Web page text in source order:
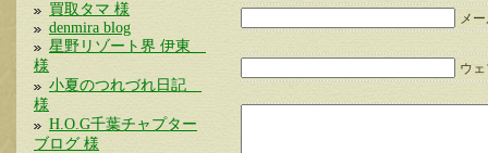
買取タマ 様
denmira blog
星野リゾート界 伊東
様
小夏のつれづれ日記
様
H.O.G千葉チャプター
ブログ 様
メ
ウ